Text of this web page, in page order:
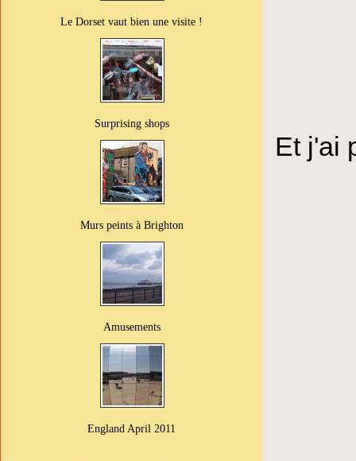
Le Dorset vaut bien une visite !
Surprising shops
Murs peints à Brighton
Amusements
England April 2011
Et j'ai